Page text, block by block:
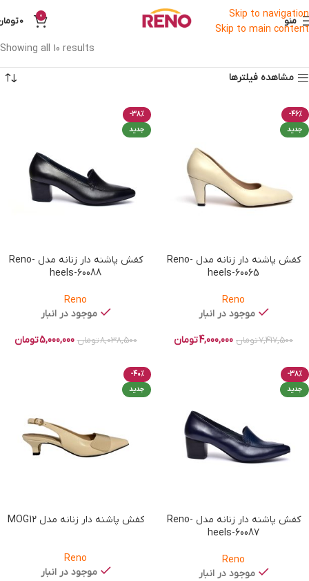
Skip to navigation
Skip to main content
منو 0
0
Showing all 10 results
مشاهده فیلترها
-46%
جدید
کفش پاشنه دار زنانه مدل Reno-
heels-60065
Reno
موجود در انبار
7,417,500تومان 4,000,000تومان
-38%
جدید
کفش پاشنه دار زنانه مدل Reno-
heels-60088
Reno
موجود در انبار
8,038,500تومان 5,000,000تومان
-38%
جدید
کفش پاشنه دار زنانه مدل Reno-
heels-60087
Reno
موجود در انبار
-40%
جدید
کفش پاشنه دار زنانه مدل MOG12
Reno
موجود در انبار